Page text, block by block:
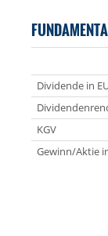
Dividende in
KGV
Gewinn/Aktie